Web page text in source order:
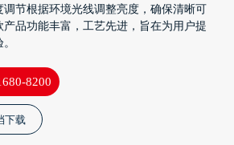
节根据环境光线调整亮度，确保清晰可
产品功能丰富，工艺先进，旨在为用户提
8200
下载